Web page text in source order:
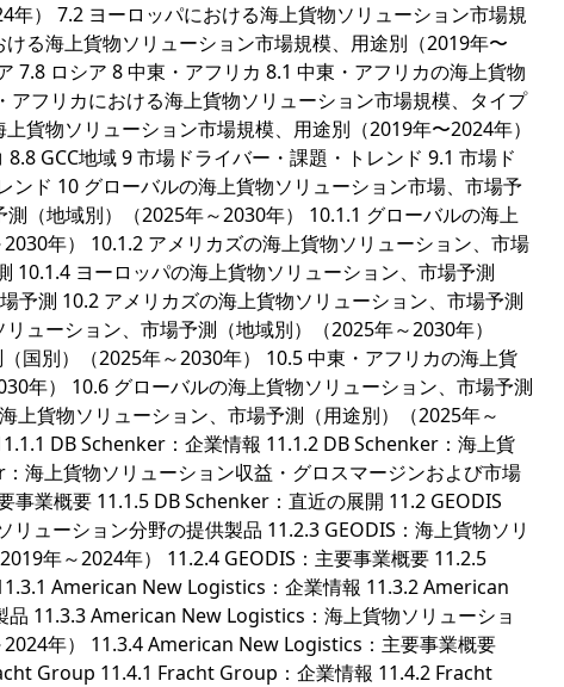
） 7.2 ヨーロッパにおける海上貨物ソリューション市場規
る海上貨物ソリューション市場規模、用途別（2019年〜
7.8 ロシア 8 中東・アフリカ 8.1 中東・アフリカの海上貨物
フリカにおける海上貨物ソリューション市場規模、タイプ
貨物ソリューション市場規模、用途別（2019年〜2024年）
GCC地域 9 市場ドライバー・課題・トレンド 9.1 市場ド
ンド 10 グローバルの海上貨物ソリューション市場、市場予
（地域別）（2025年～2030年） 10.1.1 グローバルの海上
年） 10.1.2 アメリカズの海上貨物ソリューション、市場
10.1.4 ヨーロッパの海上貨物ソリューション、市場予測
予測 10.2 アメリカズの海上貨物ソリューション、市場予測
ューション、市場予測（地域別）（2025年～2030年）
国別）（2025年～2030年） 10.5 中東・アフリカの海上貨
年） 10.6 グローバルの海上貨物ソリューション、市場予測
上貨物ソリューション、市場予測（用途別）（2025年～
DB Schenker：企業情報 11.1.2 DB Schenker：海上貨
海上貨物ソリューション収益・グロスマージンおよび市場
業概要 11.1.5 DB Schenker：直近の展開 11.2 GEODIS
ューション分野の提供製品 11.2.3 GEODIS：海上貨物ソリ
年～2024年） 11.2.4 GEODIS：主要事業概要 11.2.5
American New Logistics：企業情報 11.3.2 American
11.3.3 American New Logistics：海上貨物ソリューショ
年） 11.3.4 American New Logistics：主要事業概要
Group 11.4.1 Fracht Group：企業情報 11.4.2 Fracht